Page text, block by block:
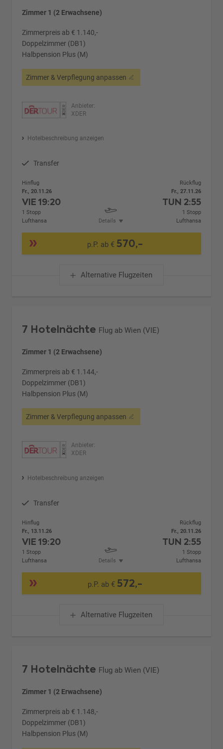
Zimmer 1 (2 Erwachsene)
Zimmerpreis ab € 1.140,-
Doppelzimmer (DB1)
Halbpension Plus (M)
Zimmer & Verpflegung anpassen
Anbieter:
XDER
Hotelbeschreibung anzeigen
Transfer
Hinflug
Fr., 20.11.26
VIE19:20
1 Stopp
Lufthansa
Details
Rückflug
Fr., 27.11.26
TUN 2:55
1 Stopp
Lufthansa
p.P. ab € 570,-
Alternative Flugzeiten
7 Hotelnächte Flug ab Wien (VIE)
Zimmer 1 (2 Erwachsene)
Zimmerpreis ab € 1.144,-
Doppelzimmer (DB1)
Halbpension Plus (M)
Zimmer & Verpflegung anpassen
Anbieter:
XDER
Hotelbeschreibung anzeigen
Transfer
Hinflug
Fr., 13.11.26
VIE19:20
1 Stopp
Lufthansa
Details
Rückflug
Fr., 20.11.26
TUN 2:55
1 Stopp
Lufthansa
p.P. ab € 572,-
Alternative Flugzeiten
7 Hotelnächte Flug ab Wien (VIE)
Zimmer 1 (2 Erwachsene)
Zimmerpreis ab € 1.148,-
Doppelzimmer (DB1)
Halbpension Plus (M)